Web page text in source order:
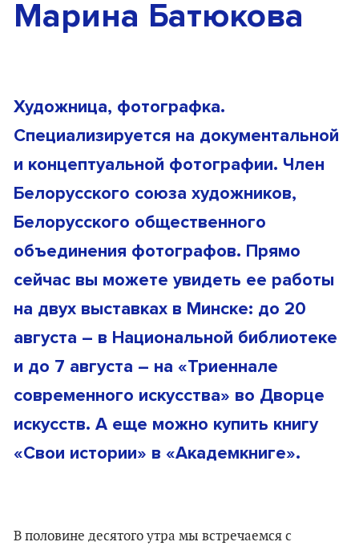
Марина Батюкова
Художница, фотографка.
Специализируется на документальной
и концептуальной фотографии. Член
Белорусского союза художников,
Белорусского общественного
объединения фотографов. Прямо
сейчас вы можете увидеть ее работы
на двух выставках в Минске: до 20
августа – в Национальной библиотеке
и до 7 августа – на «Триеннале
современного искусства» во Дворце
искусств. А еще можно купить книгу
«Свои истории» в «Академкниге».
В половине десятого утра мы встречаемся с